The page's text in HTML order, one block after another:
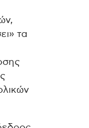
τα